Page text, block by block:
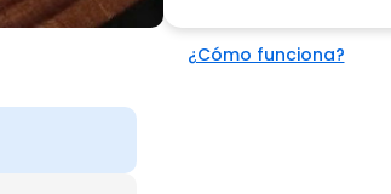
¿Cómo funciona?